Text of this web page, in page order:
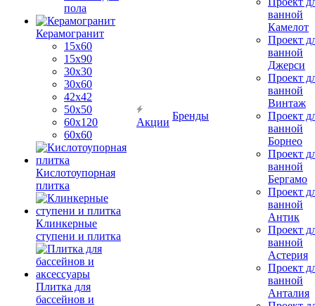
пола
Керамогранит
15х60
15x90
30х30
30х60
42х42
50х50
60х120
60х60
Кислотоупорная
плитка
Клинкерные
ступени и плитка
Плитка для
бассейнов и
Акции
Бренды
ванной
Камелот
Проект
ванной
Джерси
Проект
ванной
Винтаж
Проект
ванной
Борнео
Проект
ванной
Бергамо
Проект
ванной
Антик
Проект
ванной
Астерия
Проект
ванной
Анталия